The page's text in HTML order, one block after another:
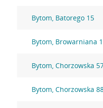
Bytom, Batorego 15
Bytom, Browarniana 1
Bytom, Chorzowska
Bytom, Chorzowska